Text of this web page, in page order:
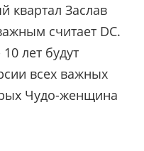
квартал Заслав
считает DC.
лет будут
всех важных
Чудо-женщина